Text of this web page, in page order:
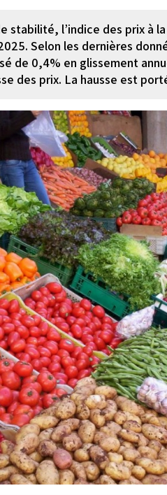
stabilité, l’indice des prix à
Selon les dernières
de 0,4% en glissement
des prix. La hausse est